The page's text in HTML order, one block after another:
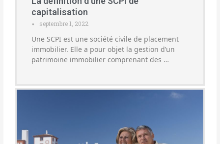
capitalisation
• septembre 1, 2022
Une SCPI est une société civile de placement
immobilier. Elle a pour objet la gestion d’un
patrimoine immobilier comprenant des …